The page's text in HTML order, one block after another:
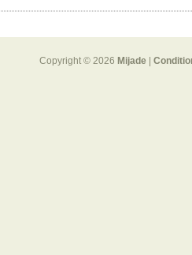
Copyright © 2026 Mijade|